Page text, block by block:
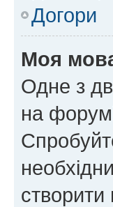
Догори
Моя
Одне з
на